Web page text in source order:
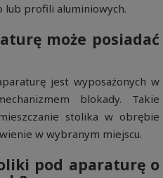
lub profili aluminiowych.
może posiadać
jest wyposażonych w
blokady. Takie
stolika w obrębie
w wybranym miejscu.
pod aparaturę o